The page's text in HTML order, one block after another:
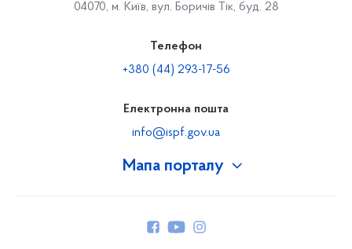
Мапа порталу
04070, м. Київ, вул. Боричів Тік, буд. 28
Телефон
+380 (44) 293-17-56
Електронна пошта
info@ispf.gov.ua